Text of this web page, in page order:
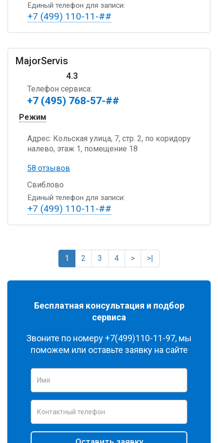
Единый телефон для записи:
+7 (499) 110-11-##
MajorServis
4.3
Телефон сервиса:
+7 (495) 768-57-##
Режим
Адрес: Кольская улица, 7, стр. 2, по коридору
налево, этаж 1, помещение 18
58 отзывов
Свиблово
Единый телефон для записи:
+7 (499) 110-11-##
1 2 3 4 > >|
Бесплатная консультация и подбор
сервиса
Звоните по номеру+7(499)110-11-97, мы
поможем или оставьте заявку на сайте